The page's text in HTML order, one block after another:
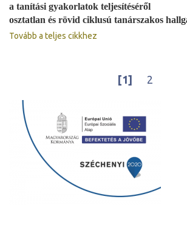
a tanítási gyakorlatok teljesítéséről
osztatlan és rövid ciklusú tanárszakos
Tovább a teljes cikkhez
[1] 2